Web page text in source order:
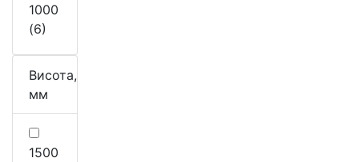
1000
(6)
Висота,
мм
1500